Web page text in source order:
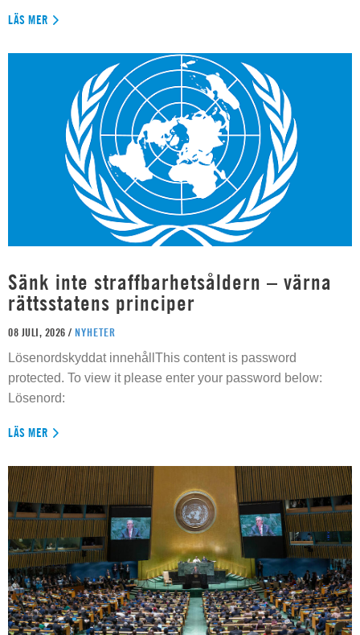
LÄS MER
Sänk inte straffbarhetsåldern – värna
rättsstatens principer
08 JULI, 2026 / NYHETER
Lösenordskyddat innehållThis content is password
protected. To view it please enter your password below:
Lösenord:
LÄS MER